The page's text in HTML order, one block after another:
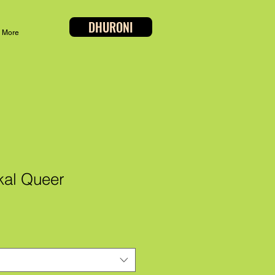
More DHURONI
Queer